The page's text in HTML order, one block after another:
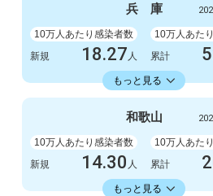
840人
新規
累計
475063人 累計
兵 庫
10万人あたり感染者数
新規
18.27 人
10万人あた
累計
もっと見る
18353.34人
感染者数
999人
死亡
新規
累計 1003778人 累計
和歌山
10万人あたり感染者数
新規
14.30 人
10万人あた
累計
もっと見る
14336.11人